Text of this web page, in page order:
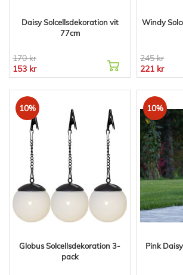
Daisy Solcellsdekoration vit
77cm
170 kr
153 kr
Windy
245 kr
221 kr
10%
Globus Solcellsdekoration 3-
pack
10%
Pink